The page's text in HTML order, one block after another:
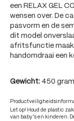
een RELAX GEL
wensen over. De
pasvorm en de
dit model
afritsfunctie maak
handomdraai een
Gewicht: 450 gram
Let op! Houd de plastic
van baby's en kinderen.